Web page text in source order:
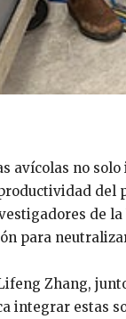
avícolas no
del
de
para
Zhang,
integrar estas